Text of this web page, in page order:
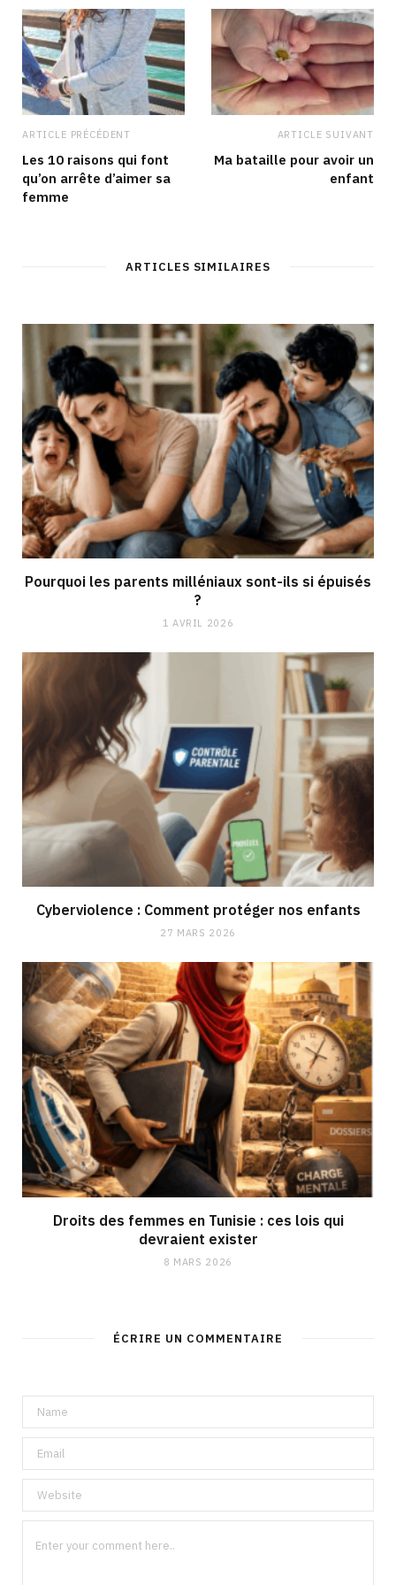
ARTICLE PRÉCÉDENT
Les 10 raisons qui font
qu’on arrête d’aimer sa
femme
ARTICLE SUIVANT
Ma bataille pour avoir un
enfant
ARTICLES SIMILAIRES
Pourquoi les parents milléniaux sont-ils si épuisés
?
1 AVRIL 2026
Cyberviolence : Comment protéger nos enfants
27 MARS 2026
Droits des femmes en Tunisie : ces lois qui
devraient exister
8 MARS 2026
ÉCRIRE UN COMMENTAIRE